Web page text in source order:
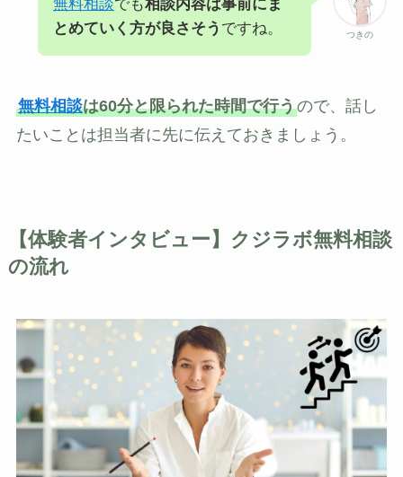
つきの
無料相談でも相談内容は事前にま
とめていく方が良さそう ですね。
無料相談は60分と限られた時間で行うので、話し
たいことは担当者に先に伝えておきましょう。
【体験者インタビュー】クジラボ無料相談
の流れ